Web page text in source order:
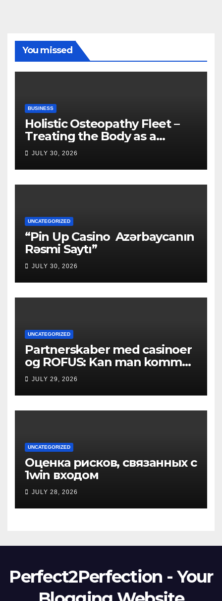
You missed
BUSINESS
Holistic Osteopathy Fleet –
Treating the Body as a
Whole
JULY 30, 2026
UNCATEGORIZED
“Pin Up Casino ️ Azərbaycanın
Rəsmi Saytı”
JULY 30, 2026
UNCATEGORIZED
Partnerskaber med casinoer
og ROFUS: Kan man komme
ind?
JULY 29, 2026
UNCATEGORIZED
Оценка рисков, связанных с
1win входом
JULY 28, 2026
Perfect2Perfection - Your